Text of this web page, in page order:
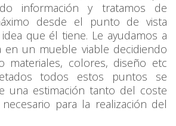
información y tratamos de
desde el punto de vista
que él tiene. Le ayudamos a
en un mueble viable decidiendo
materiales, colores, diseño etc
todos estos puntos se
una estimación tanto del coste
para la realización del